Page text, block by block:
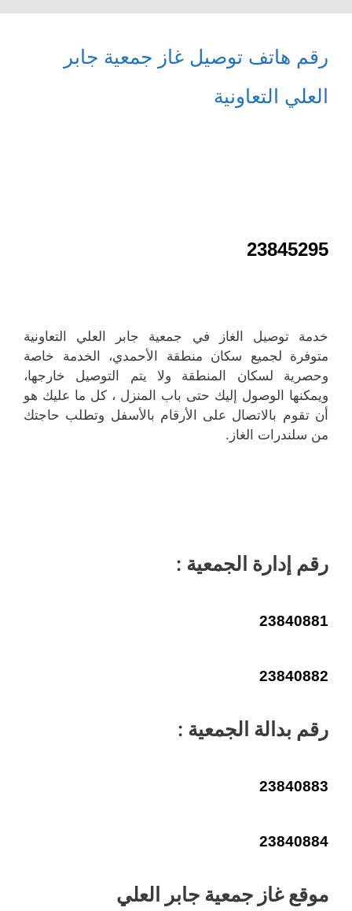
رقم هاتف توصيل غاز جمعية جابر
العلي التعاونية
23845295
خدمة توصيل الغاز في جمعية جابر العلي التعاونية
متوفرة لجميع سكان منطقة الأحمدي، الخدمة خاصة
وحصرية لسكان المنطقة ولا يتم التوصيل خارجها،
ويمكنها الوصول إليك حتى باب المنزل ، كل ما عليك هو
أن تقوم بالاتصال على الأرقام بالأسفل وتطلب حاجتك
من سلندرات الغاز.
رقم إدارة الجمعية :
23840881
23840882
رقم بدالة الجمعية :
23840883
23840884
موقع غاز جمعية جابر العلي